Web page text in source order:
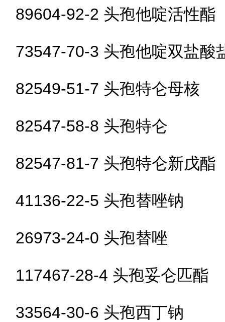
89604-92-2 头孢他啶活性酯
73547-70-3 头孢他啶双盐酸
82549-51-7 头孢特仑母核
82547-58-8 头孢特仑
82547-81-7 头孢特仑新戊酯
41136-22-5 头孢替唑钠
26973-24-0 头孢替唑
117467-28-4 头孢妥仑匹酯
33564-30-6 头孢西丁钠